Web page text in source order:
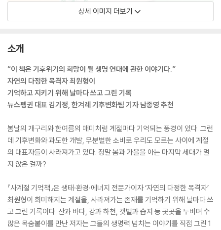
상세 이미지 더보기
소개
“이 책은 기후위기의 희망이 될 생명 연대에 관한 이야기다.”
자연의 다정한 목격자 최원형이
기억하고 지키기 위해 날마다 쓰고 그린 기록
뉴스펭귄 대표 김기정, 한겨레 기후변화팀 기자 남종영 추천
봄날의 개구리와 한여름의 매미처럼 계절마다 기억되는 풍경이 있다. 그런
데 기후변화와 과도한 개발, 무분별한 소비로 우리도 모르는 사이에 계절
의 대표자들이 사라져가고 있다. 정말 봄과 가을을 아는 마지막 세대가 멀
지 않은 걸까?
『사계절 기억책』은 생태·환경·에너지 전문가이자 ‘자연의 다정한 목격자’
최원형이 희미해지는 계절을, 사라져가는 존재를 기억하기 위해 날마다 쓰
고 그린 기록이다. 산과 바다, 강과 하천, 갯벌과 습지 등 곳곳을 누비며 수
많은 목숨붙이를 만난 저자는 그들의 생명력 넘치는 이야기를 직접 그린 1